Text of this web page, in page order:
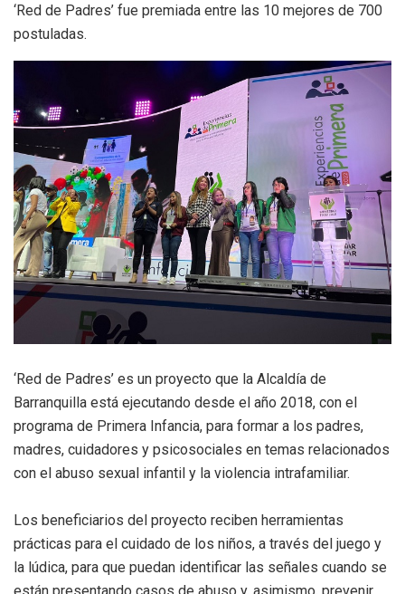
‘Red de Padres’ fue premiada entre las 10 mejores de 700
postuladas.
‘Red de Padres’ es un proyecto que la Alcaldía de
Barranquilla está ejecutando desde el año 2018, con el
programa de Primera Infancia, para formar a los padres,
madres, cuidadores y psicosociales en temas relacionados
con el abuso sexual infantil y la violencia intrafamiliar.
Los beneficiarios del proyecto reciben herramientas
prácticas para el cuidado de los niños, a través del juego y
la lúdica, para que puedan identificar las señales cuando se